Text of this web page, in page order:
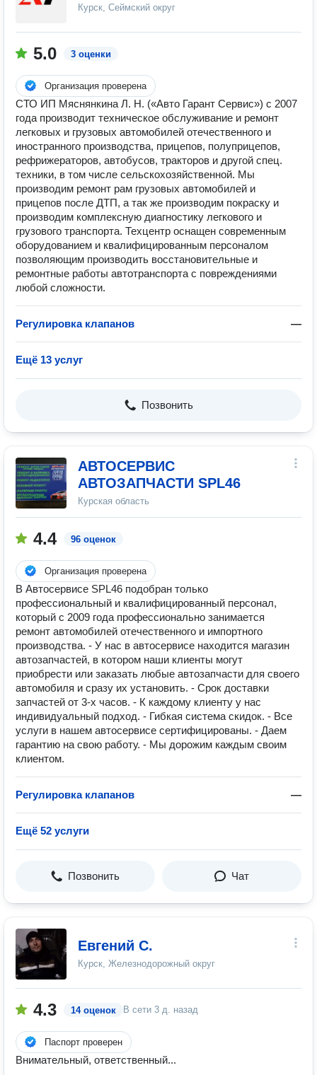
Курск, Сеймский округ
5.0 3 оценки
Организация проверена
СТО ИП Мяснянкина Л. Н. («Авто Гарант Сервис») с 2007
года производит техническое обслуживание и ремонт
легковых и грузовых автомобилей отечественного и
иностранного производства, прицепов, полуприцепов,
рефрижераторов, автобусов, тракторов и другой спец.
техники, в том числе сельскохозяйственной. Мы
производим ремонт рам грузовых автомобилей и
прицепов после ДТП, а так же производим покраску и
производим комплексную диагностику легкового и
грузового транспорта. Техцентр оснащен современным
оборудованием и квалифицированным персоналом
позволяющим производить восстановительные и
ремонтные работы автотранспорта с повреждениями
любой сложности.
Регулировка клапанов —
Ещё 13 услуг
Позвонить
АВТОСЕРВИС
АВТОЗАПЧАСТИ SPL46
Курская область
4.4 96 оценок
Организация проверена
В Автосервисе SPL46 подобран только
профессиональный и квалифицированный персонал,
который с 2009 года профессионально занимается
ремонт автомобилей отечественного и импортного
производства. - У нас в автосервисе находится магазин
автозапчастей, в котором наши клиенты могут
приобрести или заказать любые автозапчасти для своего
автомобиля и сразу их установить. - Срок доставки
запчастей от 3-х часов. - К каждому клиенту у нас
индивидуальный подход. - Гибкая система скидок. - Все
услуги в нашем автосервисе сертифицированы. - Даем
гарантию на свою работу. - Мы дорожим каждым своим
клиентом.
Регулировка клапанов —
Ещё 52 услуги
Позвонить Чат
Евгений С.
Курск, Железнодорожный округ
4.3 14 оценок В сети 3 д. назад
Паспорт проверен
Внимательный, ответственный...